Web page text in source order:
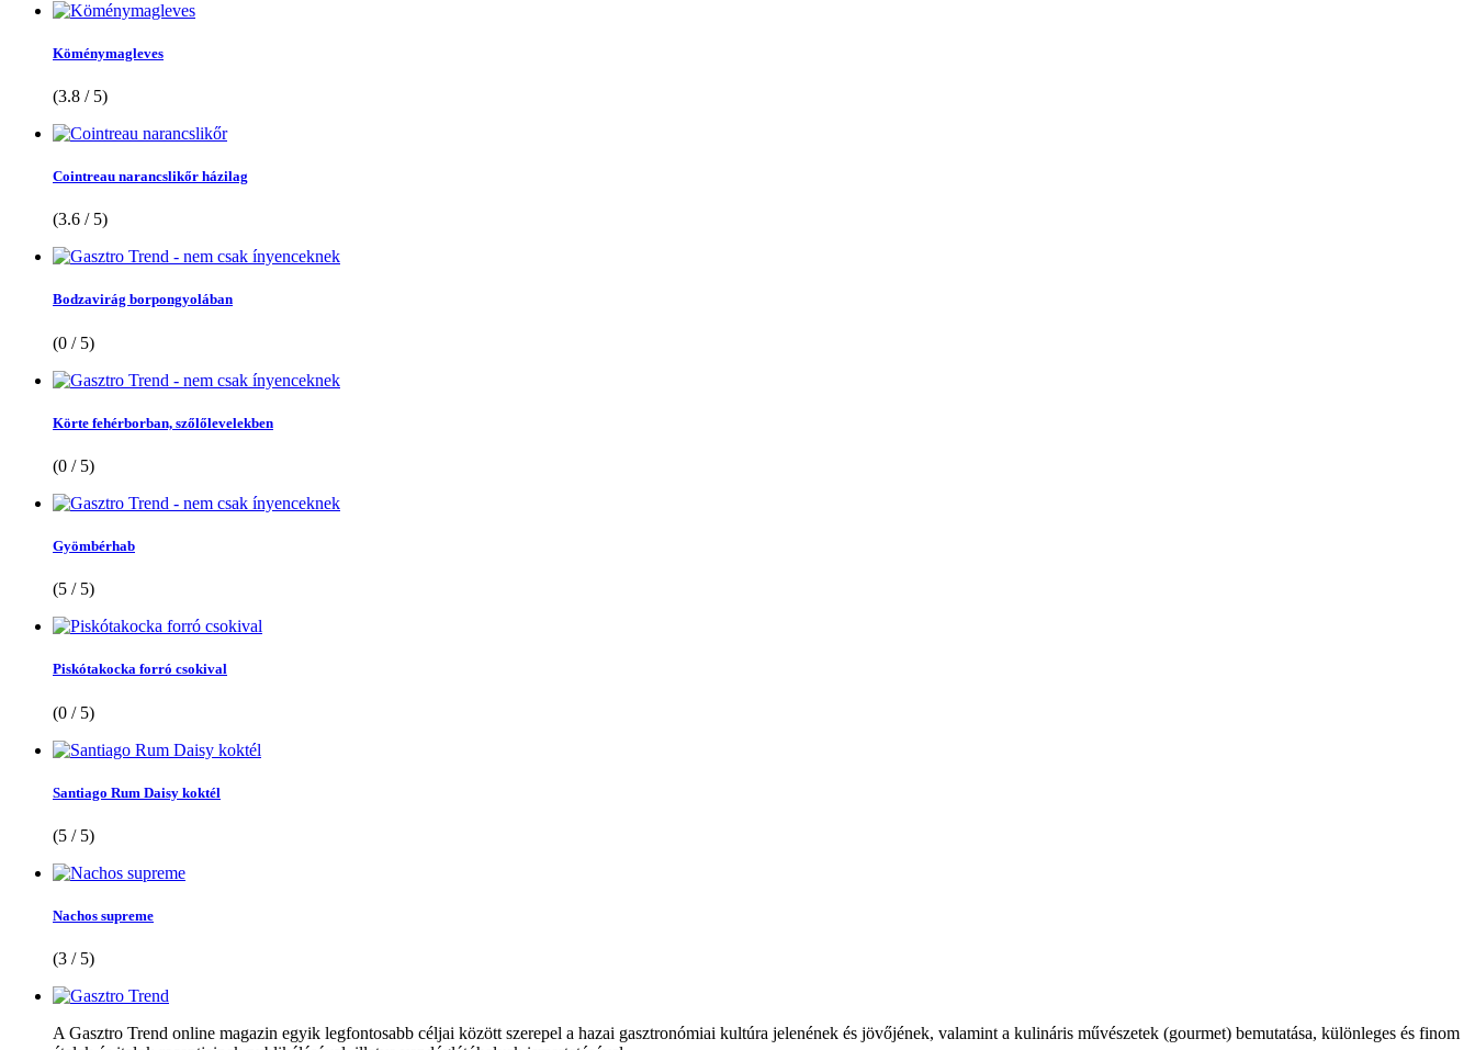
Köménymagleves
(3.8 / 5)
Cointreau narancslikőr házilag
(3.6 / 5)
Bodzavirág borpongyolában
(0 / 5)
Körte fehérborban, szőlőlevelekben
(0 / 5)
Gyömbérhab
(5 / 5)
Piskótakocka forró csokival
(0 / 5)
Santiago Rum Daisy koktél
(5 / 5)
Nachos supreme
(3 / 5)
A Gasztro Trend online magazin egyik legfontosabb céljai között szerepel a hazai gasztronómiai kultúra jelenének és jövőjének, valamint a kulináris művészetek (gourmet) bemutatása, különleges és finom